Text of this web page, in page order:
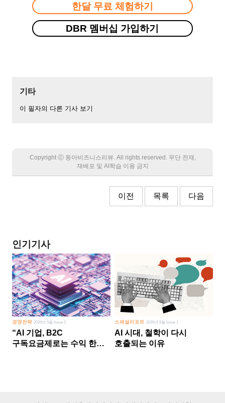
한달 무료 체험하기
DBR 멤버십 가입하기
기타
이 필자의 다른 기사 보기
Copyright Ⓒ 동아비즈니스리뷰. All rights reserved. 무단 전재,
재배포 및 AI학습 이용 금지
이전 목록 다음
인기기사
경영전략 2026년 5월 Issue 2
“AI 기업, B2C
구독요금제로는 수익 한계
스페셜리포트 2026년 8월 Issue 1
AI 시대, 철학이 다시
호출되는 이유